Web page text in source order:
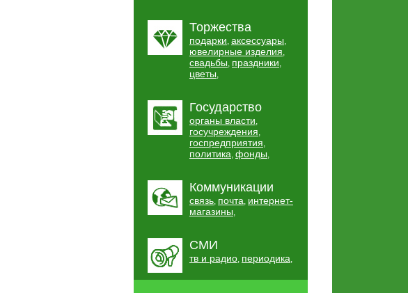
Торжества
подарки, аксессуары,
ювелирные изделия,
свадьбы, праздники,
цветы,
Государство
органы власти,
госучреждения,
госпредприятия,
политика, фонды,
Коммуникации
связь, почта, интернет-
магазины,
СМИ
тв и радио, периодика,